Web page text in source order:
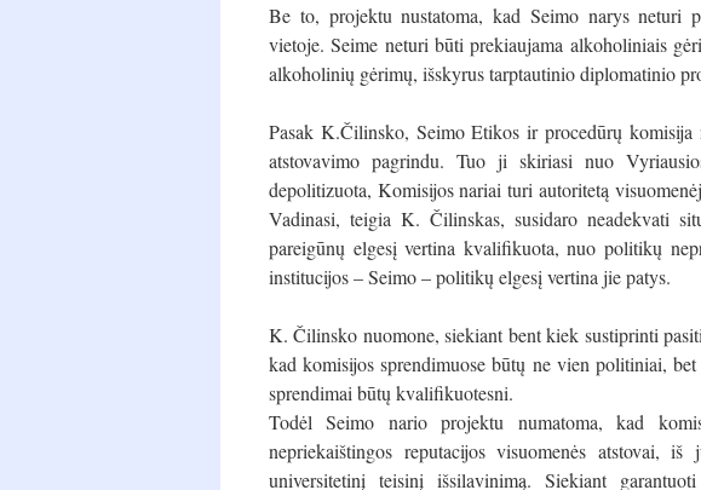
Be to, projektu nustatoma, kad Seimo narys neturi
vietoje. Seime neturi būti prekiaujama alkoholiniais
alkoholinių gėrimų, išskyrus tarptautinio diplomatinio
Pasak K.Čilinsko, Seimo Etikos ir procedūrų
atstovavimo pagrindu. Tuo ji skiriasi nuo
depolitizuota, Komisijos nariai turi autoritetą
Vadinasi, teigia K. Čilinskas, susidaro neadekvati
pareigūnų elgesį vertina kvalifikuota, nuo politikų
institucijos – Seimo – politikų elgesį vertina jie patys.
K. Čilinsko nuomone, siekiant bent kiek sustiprinti
kad komisijos sprendimuose būtų ne vien politiniai,
sprendimai būtų kvalifikuotesni.
Todėl Seimo nario projektu numatoma, kad
nepriekaištingos reputacijos visuomenės atstovai,
universitetinį teisinį išsilavinimą. Siekiant